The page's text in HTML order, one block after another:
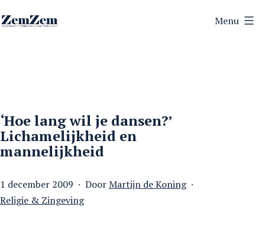
naar
Menu
‘Hoe lang wil je dansen?’
Lichamelijkheid en
mannelijkheid
Gepubliceerd
op
1 december 2009 DoorMartijn de Koning
Gecategoriseerd
Religie & Zingeving